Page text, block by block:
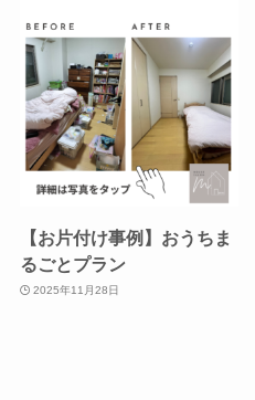
【お片付け事例】おうちま
るごとプラン
2025年11月28日